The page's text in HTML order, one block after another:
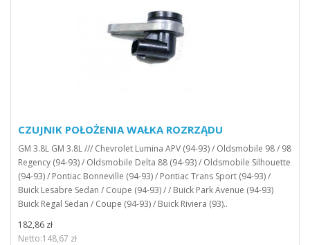
CZUJNIK POŁOŻENIA WAŁKA ROZRZĄDU
GM 3.8L GM 3.8L /// Chevrolet Lumina APV (94-93) / Oldsmobile 98 / 98
Regency (94-93) / Oldsmobile Delta 88 (94-93) / Oldsmobile Silhouette
(94-93) / Pontiac Bonneville (94-93) / Pontiac Trans Sport (94-93) /
Buick Lesabre Sedan / Coupe (94-93) / / Buick Park Avenue (94-93)
Buick Regal Sedan / Coupe (94-93) / Buick Riviera (93)..
182,86 zł
Netto:148,67 zł